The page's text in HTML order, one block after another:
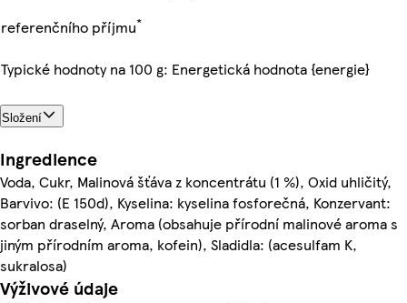
referenčního příjmu*
Typické hodnoty na 100 g: Energetická hodnota {energie}
Složení
Ingredience
Voda, Cukr, Malinová šťáva z koncentrátu (1 %), Oxid uhličitý,
Barvivo: (E 150d), Kyselina: kyselina fosforečná, Konzervant:
sorban draselný, Aroma (obsahuje přírodní malinové aroma s
jiným přírodním aroma, kofein), Sladidla: (acesulfam K,
sukralosa)
Výživové údaje